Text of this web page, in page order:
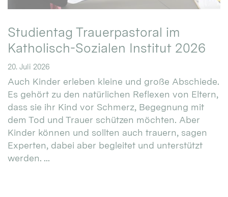
Studientag Trauerpastoral im
Katholisch-Sozialen Institut 2026
20. Juli 2026
Auch Kinder erleben kleine und große Abschiede.
Es gehört zu den natürlichen Reflexen von Eltern,
dass sie ihr Kind vor Schmerz, Begegnung mit
dem Tod und Trauer schützen möchten. Aber
Kinder können und sollten auch trauern, sagen
Experten, dabei aber begleitet und unterstützt
werden. ...